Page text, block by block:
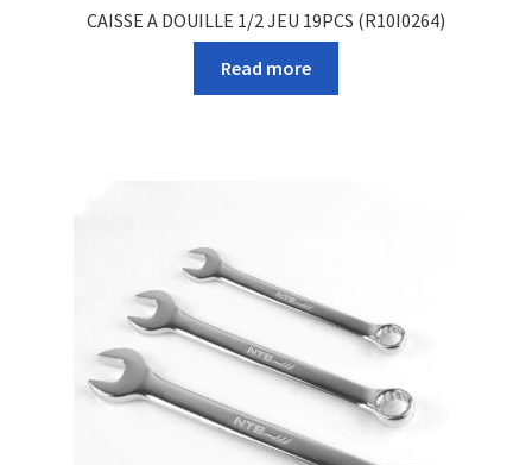
CAISSE A DOUILLE 1/2 JEU 19PCS (R10I0264)
Read more